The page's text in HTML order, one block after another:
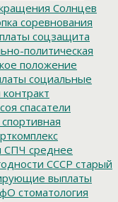
Солнцев
соревнования
соцзащита
политическая
положение
социальные
соя спасатели
спортивная
СПЧ среднее
СССР старый
выплаты
стоматология